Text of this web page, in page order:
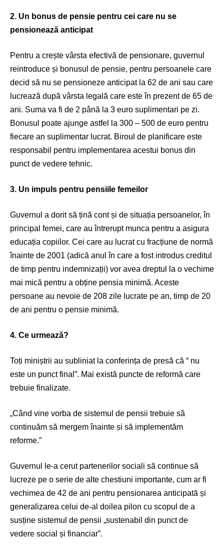
2. Un bonus de pensie pentru cei care nu se
pensionează anticipat
Pentru a crește vârsta efectivă de pensionare, guvernul
reintroduce și bonusul de pensie, pentru persoanele care
decid să nu se pensioneze anticipat la 62 de ani sau care
lucrează după vârsta legală care este în prezent de 65 de
ani. Suma va fi de 2 până la 3 euro suplimentari pe zi.
Bonusul poate ajunge astfel la 300 – 500 de euro pentru
fiecare an suplimentar lucrat. Biroul de planificare este
responsabil pentru implementarea acestui bonus din
punct de vedere tehnic.
3. Un impuls pentru pensiile femeilor
Guvernul a dorit să țină cont și de situația persoanelor, în
principal femei, care au întrerupt munca pentru a asigura
educația copiilor. Cei care au lucrat cu fracțiune de normă
înainte de 2001 (adică anul în care a fost introdus creditul
de timp pentru indemnizații) vor avea dreptul la o vechime
mai mică pentru a obține pensia minimă. Aceste
persoane au nevoie de 208 zile lucrate pe an, timp de 20
de ani pentru o pensie minimă.
4. Ce urmează?
Toți miniștrii au subliniat la conferința de presă că “ nu
este un punct final”. Mai există puncte de reformă care
trebuie finalizate.
„Când vine vorba de sistemul de pensii trebuie să
continuăm să mergem înainte și să implementăm
reforme.”
Guvernul le-a cerut partenerilor sociali să continue să
lucreze pe o serie de alte chestiuni importante, cum ar fi
vechimea de 42 de ani pentru pensionarea anticipată și
generalizarea celui de-al doilea pilon cu scopul de a
susține sistemul de pensii „sustenabil din punct de
vedere social și financiar”.